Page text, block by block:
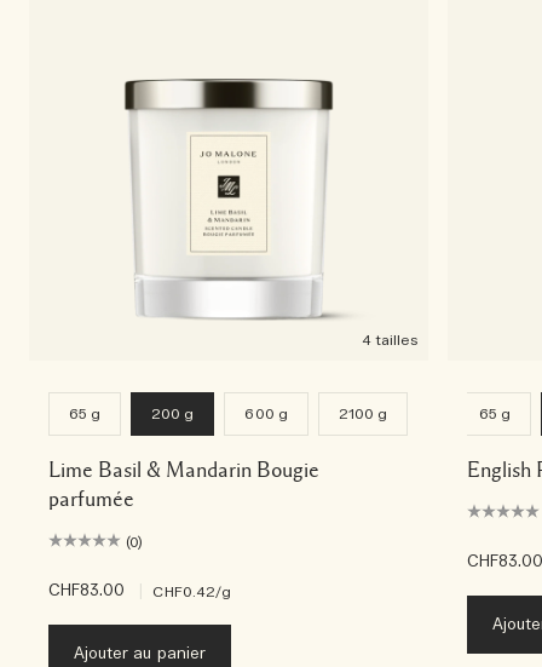
4 tailles
65 g 200 g 600 g 2100 g
Lime Basil & Mandarin Bougie
parfumée
(0)
CHF83.00 CHF0.42/g
Ajouter au panier
65 g
English
CHF83.00